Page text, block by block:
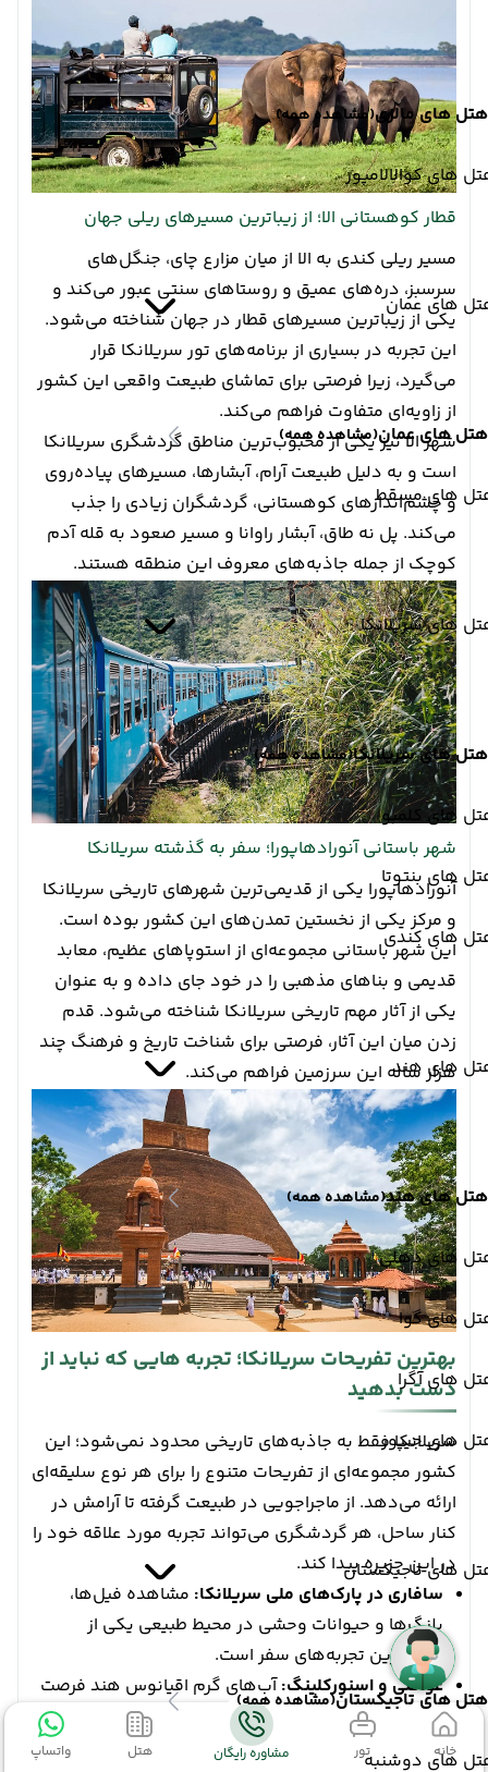
هتل های مالزی(مشاهده همه)
های کوالالامپور
های عمان
هتل های عمان(مشاهده همه)
های مسقط
های سریلانکا
هتل های سریلانکا(مشاهده همه)
های کلمبو
های بنتوتا
های کندی
های هند
هتل های هند(مشاهده همه)
های دهلی
های گوا
های آگرا
های جیپور
های تاجیکستان
هتل های تاجیکستان(مشاهده همه)
های دوشنبه
قطار کوهستانی الا؛ از زیباترین مسیرهای ریلی جهان
مسیر ریلی کندی به الا از میان مزارع چای، جنگل‌های
سرسبز، دره‌های عمیق و روستاهای سنتی عبور می‌کند و
یکی از زیباترین مسیرهای قطار در جهان شناخته می‌شود.
این تجربه در بسیاری از برنامه‌های تور سریلانکا قرار
می‌گیرد، زیرا فرصتی برای تماشای طبیعت واقعی این کشور
از زاویه‌ای متفاوت فراهم می‌کند.
شهر الا نیز یکی از محبوب‌ترین مناطق گردشگری سریلانکا
است و به دلیل طبیعت آرام، آبشارها، مسیرهای پیاده‌روی
و چشم‌اندازهای کوهستانی، گردشگران زیادی را جذب
می‌کند. پل نه طاق، آبشار راوانا و مسیر صعود به قله آدم
کوچک از جمله جاذبه‌های معروف این منطقه هستند.
شهر باستانی آنورادهاپورا؛ سفر به گذشته سریلانکا
آنورادهاپورا یکی از قدیمی‌ترین شهرهای تاریخی سریلانکا
و مرکز یکی از نخستین تمدن‌های این کشور بوده است.
این شهر باستانی مجموعه‌ای از استوپاهای عظیم، معابد
قدیمی و بناهای مذهبی را در خود جای داده و به عنوان
یکی از آثار مهم تاریخی سریلانکا شناخته می‌شود. قدم
زدن میان این آثار، فرصتی برای شناخت تاریخ و فرهنگ چند
هزار ساله این سرزمین فراهم می‌کند.
بهترین تفریحات سریلانکا؛ تجربه هایی که نباید از
دست بدهید
سریلانکا فقط به جاذبه‌های تاریخی محدود نمی‌شود؛ این
کشور مجموعه‌ای از تفریحات متنوع را برای هر نوع سلیقه‌ای
ارائه می‌دهد. از ماجراجویی در طبیعت گرفته تا آرامش در
کنار ساحل، هر گردشگری می‌تواند تجربه مورد علاقه خود را
در این جزیره پیدا کند.
سافاری در پارک‌های ملی سریلانکا: مشاهده فیل‌ها،
پلنگ‌ها و حیوانات وحشی در محیط طبیعی یکی از
جذاب‌ترین تجربه‌های سفر است.
غواصی و اسنورکلینگ:آب‌های گرم اقیانوس هند فرصت
مناسبی برای مشاهده دنیای زیر آب فراهم می‌کنند.
تماشای نهنگ‌ها در میریسا:یکی از محبوب‌ترین
خانه تور مشاوره رایگان هتل واتساپ